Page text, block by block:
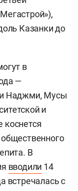
Казанки до
в
—
Наджми, Мусы
и
коснется
В
вводили 14
встречалась с